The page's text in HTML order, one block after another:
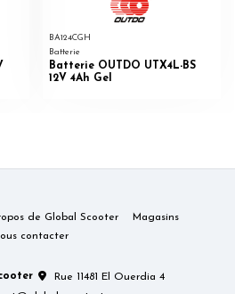
BA124CGH
Batterie
Batterie OUTDO UTX4L-BS
12V 4Ah Gel
de Global Scooter
Magasins
contacter
Rue 11481 El Ouerdia 4